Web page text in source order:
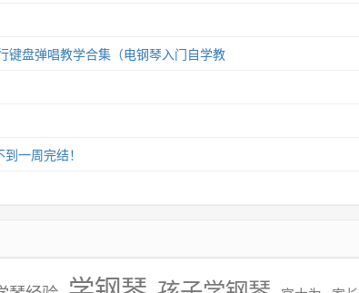
键盘弹唱教学合集（电钢琴入门自学教
一周完结！